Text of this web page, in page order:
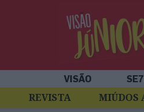
VISÃO
REVISTA MIÚDOS